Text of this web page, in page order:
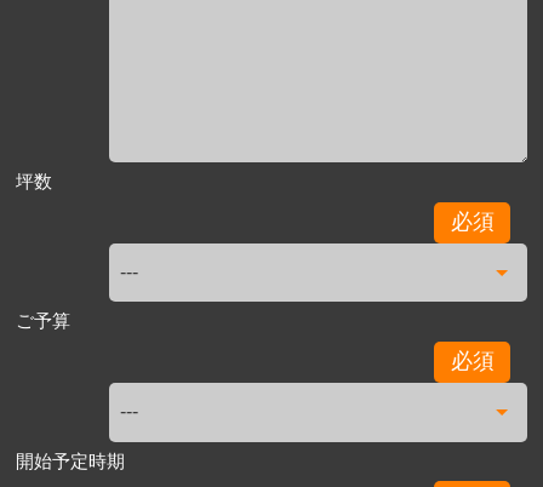
坪数
必須
ご予算
必須
開始予定時期